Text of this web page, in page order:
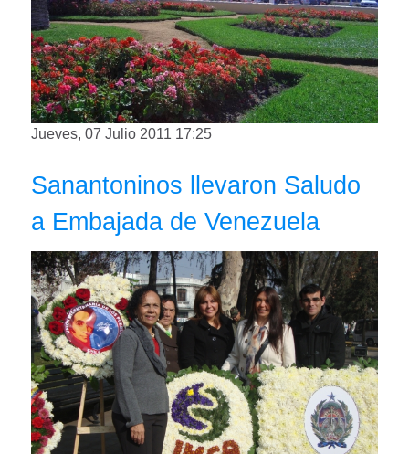
Jueves, 07 Julio 2011 17:25
Sanantoninos llevaron Saludo
a Embajada de Venezuela